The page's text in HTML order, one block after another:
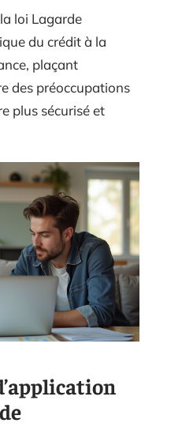
loi Lagarde
du crédit à la
plaçant
des préoccupations
plus sécurisé et